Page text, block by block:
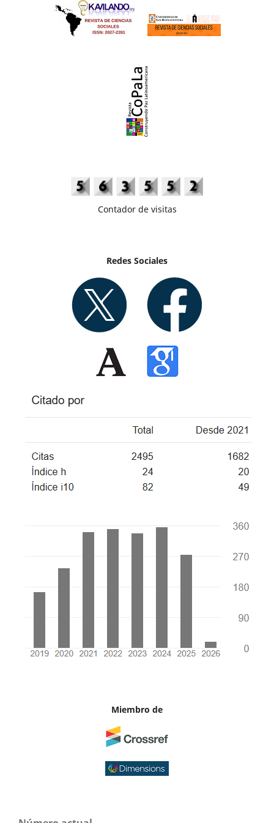
Contador de visitas
Redes Sociales
Miembro de